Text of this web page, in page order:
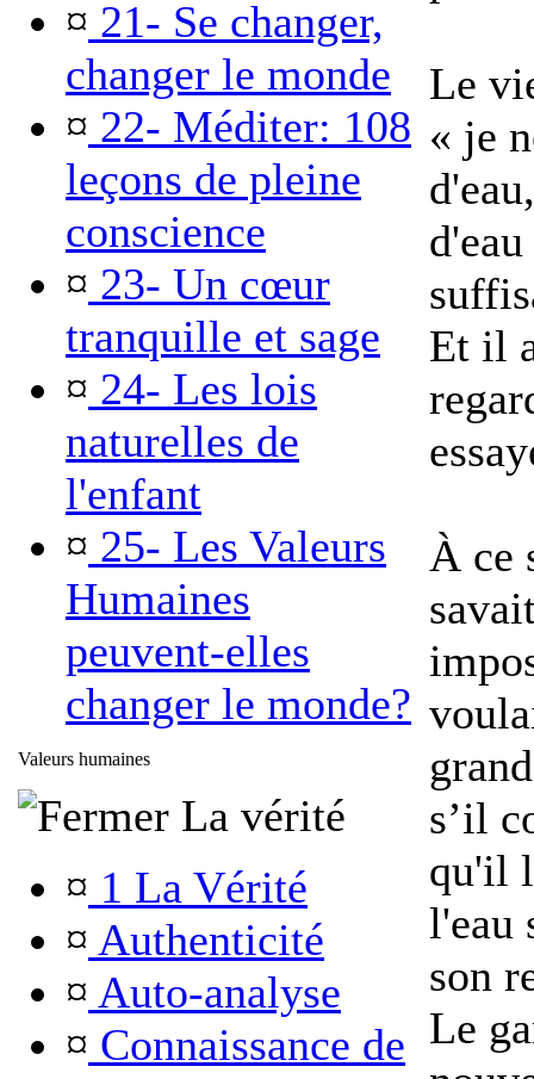
¤ 21- Se changer,
changer le monde
¤ 22- Méditer: 108
leçons de pleine
conscience
¤ 23- Un cœur
tranquille et sage
¤ 24- Les lois
naturelles de
l'enfant
¤ 25- Les Valeurs
Humaines
peuvent-elles
changer le monde?
Valeurs humaines
La vérité
¤ 1 La Vérité
¤ Authenticité
¤ Auto-analyse
¤ Connaissance de
Le
« je
Et il
À ce
s’il
qu'il
l'eau
son
Le